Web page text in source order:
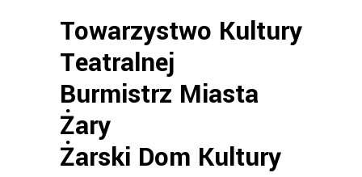
Towarzystwo Kultury
Teatralnej
Burmistrz Miasta
Żary
Żarski Dom Kultury